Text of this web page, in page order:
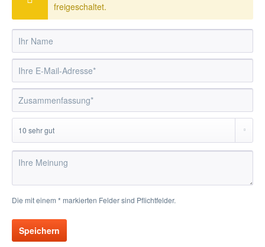
freigeschaltet.
Die mit einem * markierten Felder sind Pflichtfelder.
Speichern